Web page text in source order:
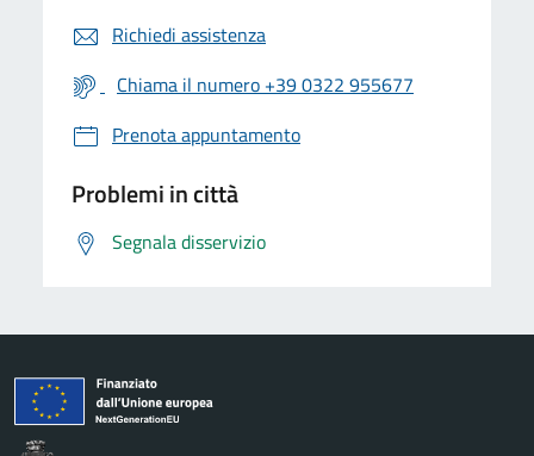
Richiedi assistenza
Chiama il numero +39 0322 955677
Prenota appuntamento
Problemi in città
Segnala disservizio